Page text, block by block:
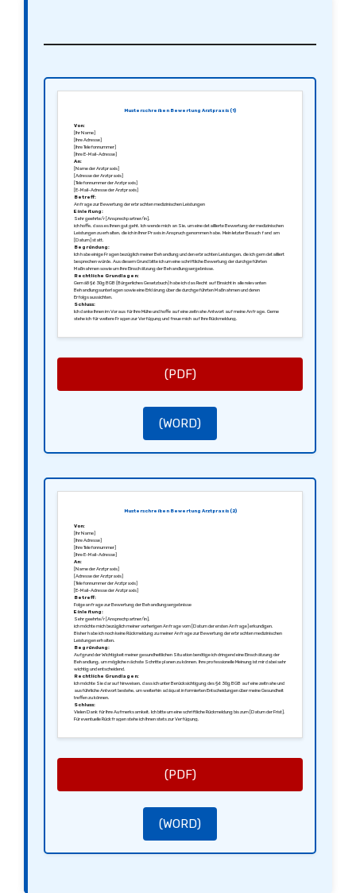
Musterschreiben Bewertung Arztpraxis (1)
Von:
[Ihr Name]
[Ihre Adresse]
[Ihre Telefonnummer]
[Ihre E-Mail-Adresse]
An:
[Name der Arztpraxis]
[Adresse der Arztpraxis]
[Telefonnummer der Arztpraxis]
[E-Mail-Adresse der Arztpraxis]
Betreff:
Anfrage zur Bewertung der erbrachten medizinischen Leistungen
Einleitung:
Sehr geehrte/r [Ansprechpartner/in],
ich hoffe, dass es Ihnen gut geht. Ich wende mich an Sie, um eine detaillierte Bewertung der medizinischen
Leistungen zu erhalten, die ich in Ihrer Praxis in Anspruch genommen habe. Mein letzter Besuch fand am
[Datum] statt.
Begründung:
Ich habe einige Fragen bezüglich meiner Behandlung und den erbrachten Leistungen, die ich gern detailliert
besprechen würde. Aus diesem Grund bitte ich um eine schriftliche Bewertung der durchgeführten
Maßnahmen sowie um Ihre Einschätzung der Behandlungsergebnisse.
Rechtliche Grundlagen:
Gemäß § 630g BGB (Bürgerliches Gesetzbuch) habe ich das Recht auf Einsicht in alle relevanten
Behandlungsunterlagen sowie eine Erklärung über die durchgeführten Maßnahmen und deren
Erfolgsaussichten.
Schluss:
Ich danke Ihnen im Voraus für Ihre Mühe und hoffe auf eine zeitnahe Antwort auf meine Anfrage. Gerne
stehe ich für weitere Fragen zur Verfügung und freue mich auf Ihre Rückmeldung.
(PDF)
(WORD)
Musterschreiben Bewertung Arztpraxis (2)
Von:
[Ihr Name]
[Ihre Adresse]
[Ihre Telefonnummer]
[Ihre E-Mail-Adresse]
An:
[Name der Arztpraxis]
[Adresse der Arztpraxis]
[Telefonnummer der Arztpraxis]
[E-Mail-Adresse der Arztpraxis]
Betreff:
Folgeanfrage zur Bewertung der Behandlungsergebnisse
Einleitung:
Sehr geehrte/r [Ansprechpartner/in],
ich möchte mich bezüglich meiner vorherigen Anfrage vom [Datum der ersten Anfrage] erkundigen.
Bisher habe ich noch keine Rückmeldung zu meiner Anfrage zur Bewertung der erbrachten medizinischen
Leistungen erhalten.
Begründung:
Aufgrund der Wichtigkeit meiner gesundheitlichen Situation benötige ich dringend eine Einschätzung der
Behandlung, um mögliche nächste Schritte planen zu können. Ihre professionelle Meinung ist mir dabei sehr
wichtig und entscheidend.
Rechtliche Grundlagen:
Ich möchte Sie darauf hinweisen, dass ich unter Berücksichtigung des § 630g BGB auf eine zeitnahe und
ausführliche Antwort bestehe, um weiterhin adäquat informierten Entscheidungen über meine Gesundheit
treffen zu können.
Schluss:
Vielen Dank für Ihre Aufmerksamkeit. Ich bitte um eine schriftliche Rückmeldung bis zum [Datum der Frist].
Für eventuelle Rückfragen stehe ich Ihnen stets zur Verfügung.
(PDF)
(WORD)